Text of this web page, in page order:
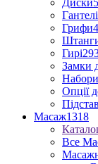
Диски
Гантелі
Грифи
Гирі
Замки
Опції
Масаж1318
Все